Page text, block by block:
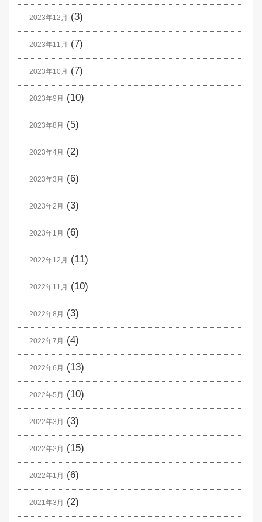
2023年12月 (3)
2023年11月 (7)
2023年10月 (7)
2023年9月 (10)
2023年8月 (5)
2023年4月 (2)
2023年3月 (6)
2023年2月 (3)
2023年1月 (6)
2022年12月 (11)
2022年11月 (10)
2022年8月 (3)
2022年7月 (4)
2022年6月 (13)
2022年5月 (10)
2022年3月 (3)
2022年2月 (15)
2022年1月 (6)
2021年3月 (2)